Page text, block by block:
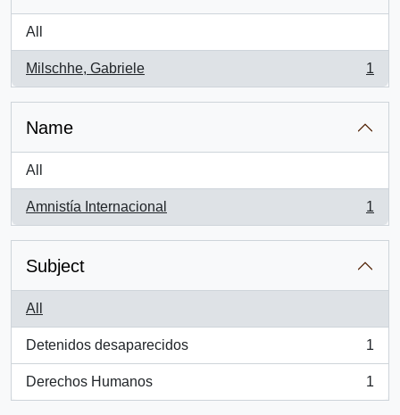
All
Milschhe, Gabriele
, 1 results
1
Name
All
Amnistía Internacional
, 1 results
1
Subject
All
Detenidos desaparecidos
, 1 results
1
Derechos Humanos
, 1 results
1